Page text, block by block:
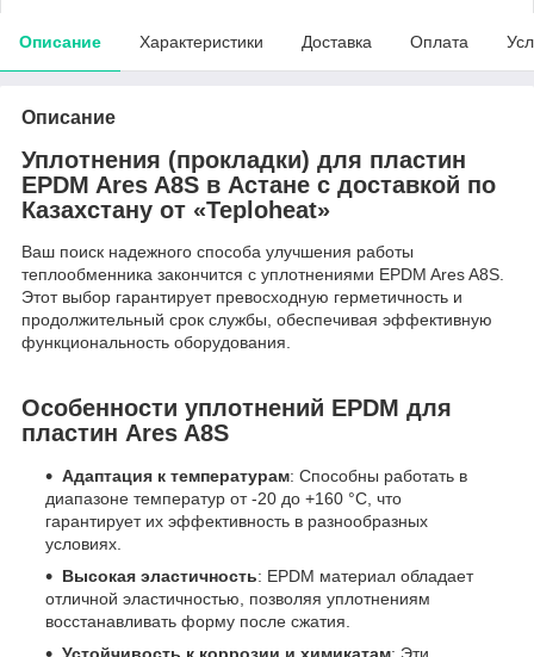
Описание Характеристики Доставка Оплата
Описание
Уплотнения (прокладки) для пластин
EPDM Ares A8S в Астане с доставкой по
Казахстану от «Teploheat»
Ваш поиск надежного способа улучшения работы
теплообменника закончится с уплотнениями EPDM Ares A8S.
Этот выбор гарантирует превосходную герметичность и
продолжительный срок службы, обеспечивая эффективную
функциональность оборудования.
Особенности уплотнений EPDM для
пластин Ares A8S
Адаптация к температурам: Способны работать в
диапазоне температур от -20 до +160 °C, что
гарантирует их эффективность в разнообразных
условиях.
Высокая эластичность: EPDM материал обладает
отличной эластичностью, позволяя уплотнениям
восстанавливать форму после сжатия.